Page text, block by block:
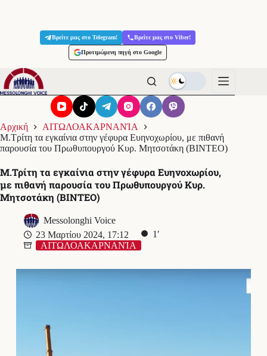
Βρείτε μας στο Telegram! Βρείτε μας στο Viber!
Προτιμώμενη πηγή στο Google
Αρχική
ΑΙΤΩΛΟΑΚΑΡΝΑΝΊΑ
Μ.Τρίτη τα εγκαίνια στην γέφυρα Ευηνοχωρίου, με πιθανή
παρουσία του Πρωθυπουργού Κυρ. Μητσοτάκη (ΒΙΝΤΕΟ)
Μ.Τρίτη τα εγκαίνια στην γέφυρα Ευηνοχωρίου,
με πιθανή παρουσία του Πρωθυπουργού Κυρ.
Μητσοτάκη (ΒΙΝΤΕΟ)
Messolonghi Voice
23 Μαρτίου 2024, 17:12
1′
ΑΙΤΩΛΟΑΚΑΡΝΑΝΊΑ